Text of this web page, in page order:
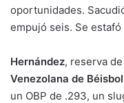
oportunidades.
empujó seis. Se
Hernández, reserva de
Venezolana de
un OBP de .293, un